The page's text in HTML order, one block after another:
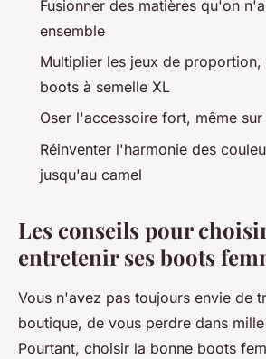
Fusionner des matières qu'on
ensemble
Multiplier les jeux de
boots à semelle XL
Oser l'accessoire fort, même
Réinventer l'harmonie des
jusqu'au camel
Les conseils pour
entretenir ses boots
Vous n'avez pas toujours envie de
boutique, de vous perdre dans
Pourtant, choisir la bonne boots